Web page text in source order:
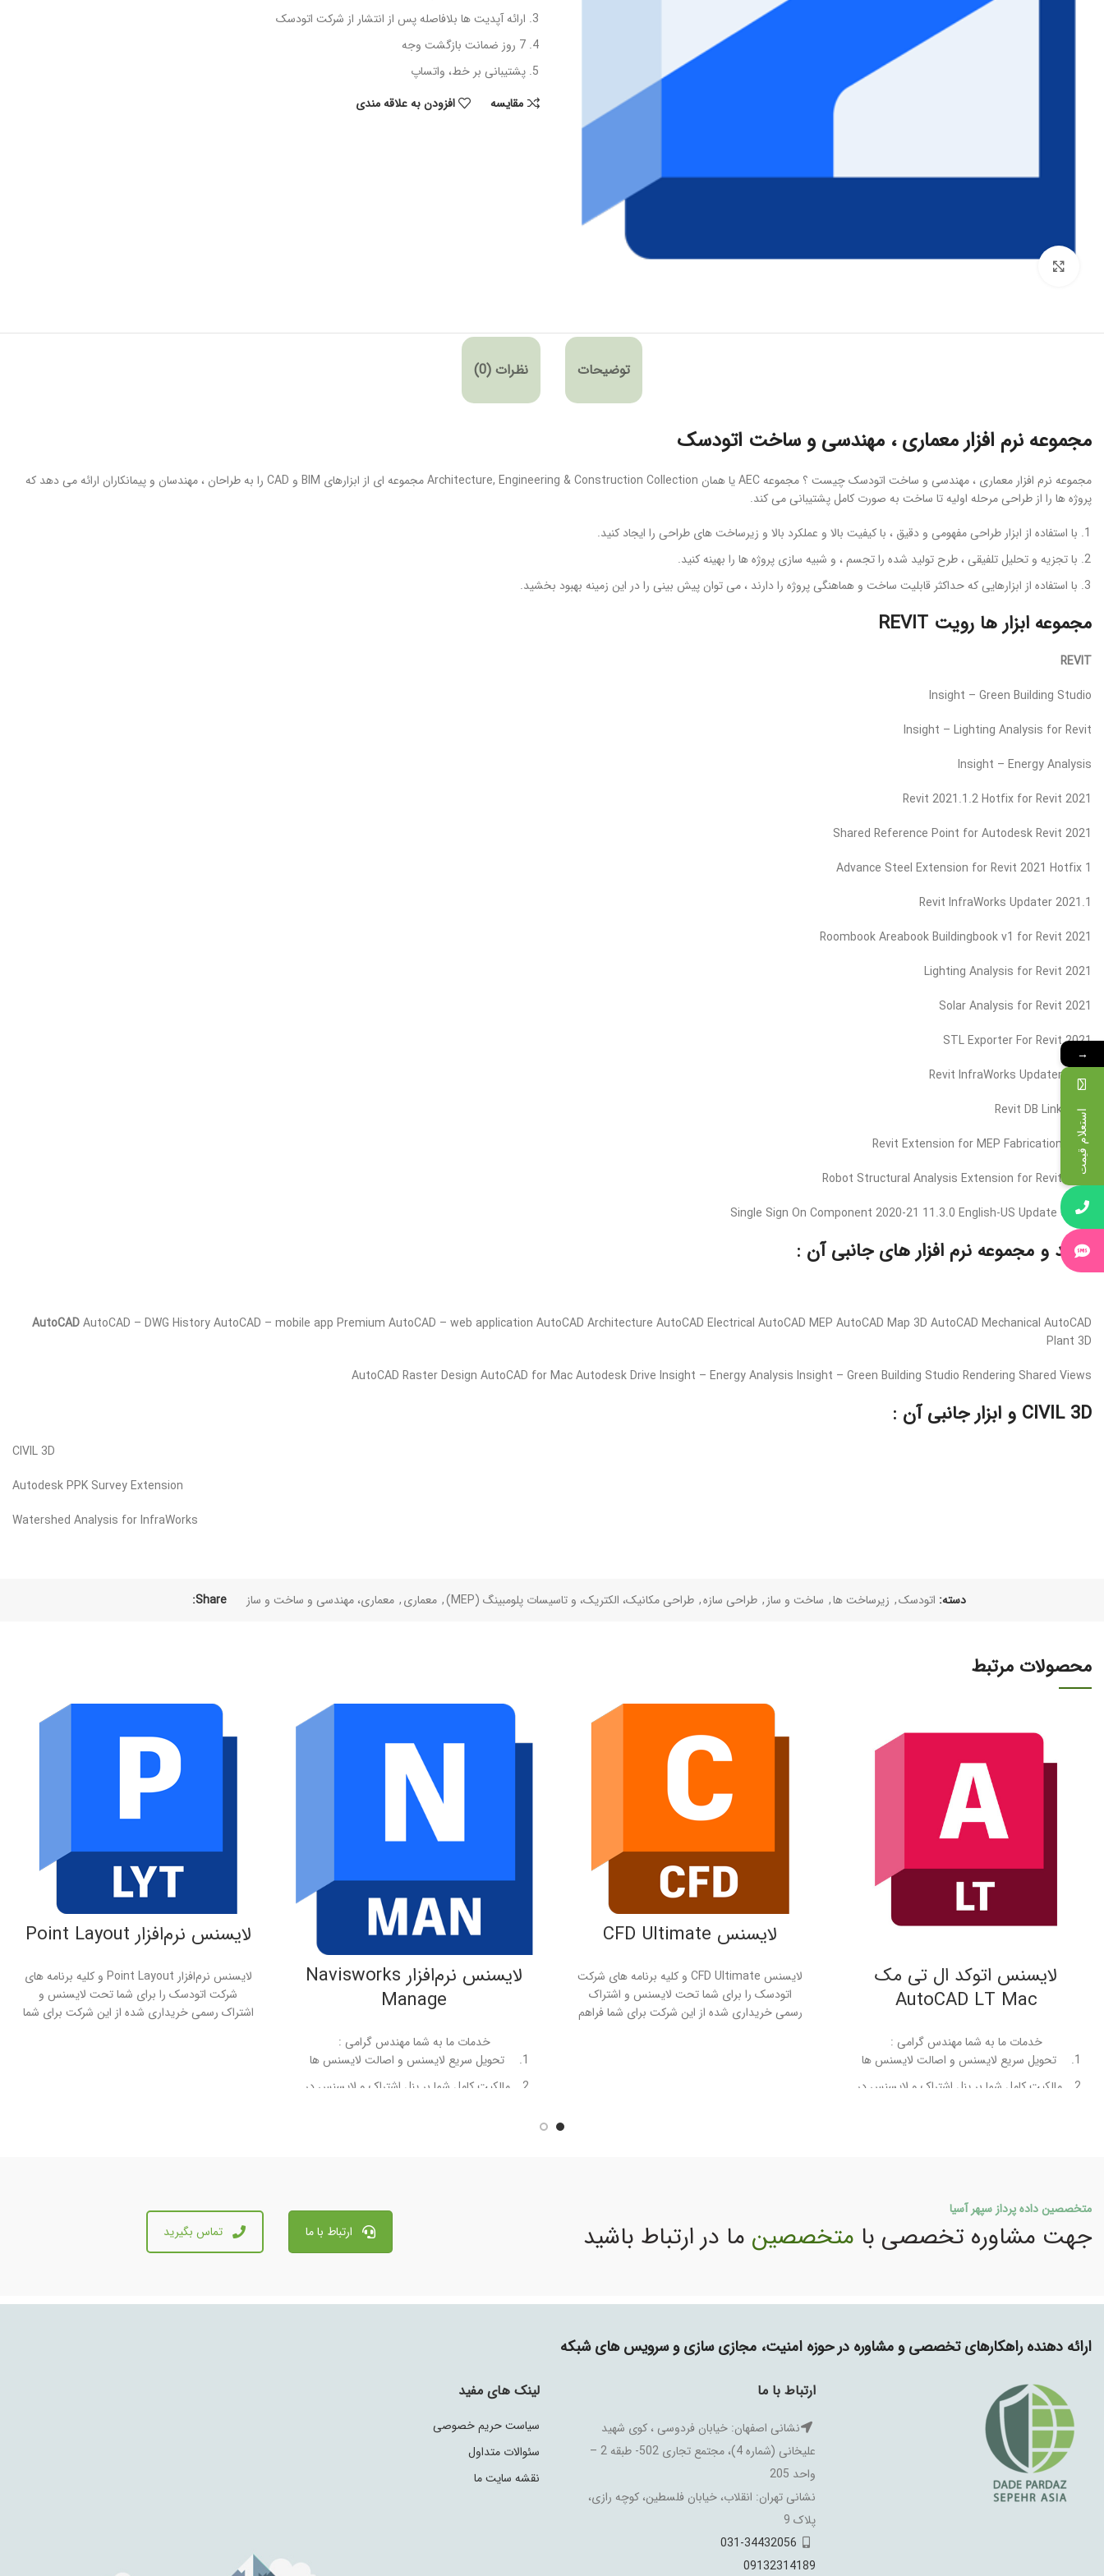
ارائه آپدیت ها بلافاصله پس از انتشار از شرکت اتودسک
7 روز ضمانت بازگشت وجه
پشتیبانی بر خط، واتساپ
مقایسه
افزودن به علاقه مندی
توضیحات نظرات (0)
مجموعه نرم افزار معماری ، مهندسی و ساخت اتودسک
مجموعه نرم افزار معماری ، مهندسی و ساخت اتودسک چیست ؟ مجموعه AEC یا همان Architecture, Engineering & Construction Collection مجموعه ای از ابزارهای BIM و CAD را به طراحان ، مهندسان و پیمانکاران ارائه می دهد که
پروژه ها را از طراحی مرحله اولیه تا ساخت به صورت کامل پشتیبانی می کند.
با استفاده از ابزار طراحی مفهومی و دقیق ، با کیفیت بالا و عملکرد بالا و زیرساخت های طراحی را ایجاد کنید.
با تجزیه و تحلیل تلفیقی ، طرح تولید شده را تجسم ، و شبیه سازی پروژه ها را بهینه کنید.
با استفاده از ابزارهایی که حداکثر قابلیت ساخت و هماهنگی پروژه را دارند ، می توان پیش بینی را در این زمینه بهبود بخشید.
مجموعه ابزار ها رویت REVIT
REVIT
Insight – Green Building Studio
Insight – Lighting Analysis for Revit
Insight – Energy Analysis
Revit 2021.1.2 Hotfix for Revit 2021
Shared Reference Point for Autodesk Revit 2021
Advance Steel Extension for Revit 2021 Hotfix 1
Revit InfraWorks Updater 2021.1
Roombook Areabook Buildingbook v1 for Revit 2021
Lighting Analysis for Revit 2021
Solar Analysis for Revit 2021
STL Exporter For Revit 2021
Revit InfraWorks Updater 2021
Revit DB Link 2021
Revit Extension for MEP Fabrication 2021
Robot Structural Analysis Extension for Revit 2021
Single Sign On Component 2020-21 11.3.0 English-US Update 64-Bit
اتوکد و مجموعه نرم افزار های جانبی آن :
AutoCADAutoCAD – DWG History AutoCAD – mobile app Premium AutoCAD – web application AutoCAD Architecture AutoCAD Electrical AutoCAD MEP AutoCAD Map 3D AutoCAD Mechanical AutoCAD
Plant 3D
AutoCAD Raster Design AutoCAD for Mac Autodesk Drive Insight – Energy Analysis Insight – Green Building Studio Rendering Shared Views
CIVIL 3D و ابزار جانبی آن :
CIVIL 3D
Autodesk PPK Survey Extension
Watershed Analysis for InfraWorks
دسته: اتودسک, زیرساخت ها, ساخت و ساز, طراحی سازه, طراحی مکانیک، الکتریک، و تاسیسات پلومبینگ (MEP) , معماری, معماری، مهندسی و ساخت و ساز Share:
محصولات مرتبط
لایسنس اتوکد ال تی مک
AutoCAD LT Mac
خدمات ما به شما مهندس گرامی :
تحویل سریع لایسنس و اصالت لایسنس ها
مالکیت کامل شما بر پنل اشتراک و لایسنس در
پشتیبانی بر خط، واتساپ
لایسنس CFD Ultimate
لایسنس CFD Ultimate و کلیه برنامه های شرکت
اتودسک را برای شما تحت لایسنس و اشتراک
رسمی خریداری شده از این شرکت برای شما فراهم
لایسنس نرم‌افزار Navisworks
Manage
خدمات ما به شما مهندس گرامی :
تحویل سریع لایسنس و اصالت لایسنس ها
مالکیت کامل شما بر پنل اشتراک و لایسنس در
لایسنس نرم‌افزار Point Layout
لایسنس نرم‌افزار Point Layout و کلیه برنامه های
شرکت اتودسک را برای شما تحت لایسنس و
اشتراک رسمی خریداری شده از این شرکت برای شما
پشتیبانی بر خط، واتساپ
متخصصین داده پرداز سپهر آسیا
جهت مشاوره تخصصی با متخصصین ما در ارتباط باشید ارتباط با ما تماس بگیرید
ارائه دهنده راهکارهای تخصصی و مشاوره در حوزه امنیت، مجازی سازی و سرویس های شبکه
ارتباط با ما
نشانی اصفهان: خیابان فردوسی ، کوی شهید
علیخانی (شماره 4)، مجتمع تجاری 502- طبقه 2 –
واحد 205
نشانی تهران: انقلاب، خیابان فلسطین، کوچه رازی،
پلاک 9
031-34432056
09132314189
لینک های مفید
سیاست حریم خصوصی
سئوالات متداول
نقشه سایت ما
→
استعلام قیمت